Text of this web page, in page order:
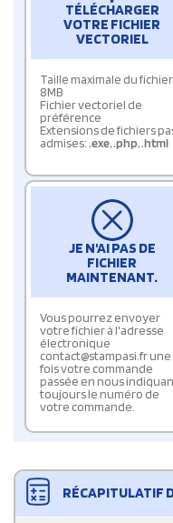
TÉLÉCHARGER
VOTRE FICHIER
VECTORIEL
Taille maximale du
8MB
Fichier vectoriel de
préférence
Extensions de fichiers
admises:.exe,.php,.html
JE N'AI PAS DE
FICHIER
MAINTENANT.
Vous pourrez envoyer
votre fichier à l'adresse
électronique
contact@stampasi.fr une
fois votre commande
passée en nous
toujours le numéro de
votre commande.
RÉCAPITULATIF